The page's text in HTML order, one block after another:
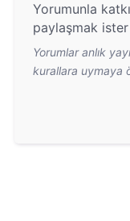
Yorumunla
paylaşmak
Yorumlar anlık
kurallara uymaya